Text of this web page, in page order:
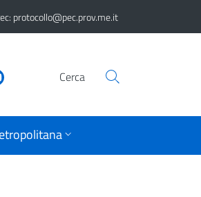
protocollo@pec.prov.me.it
Cerca